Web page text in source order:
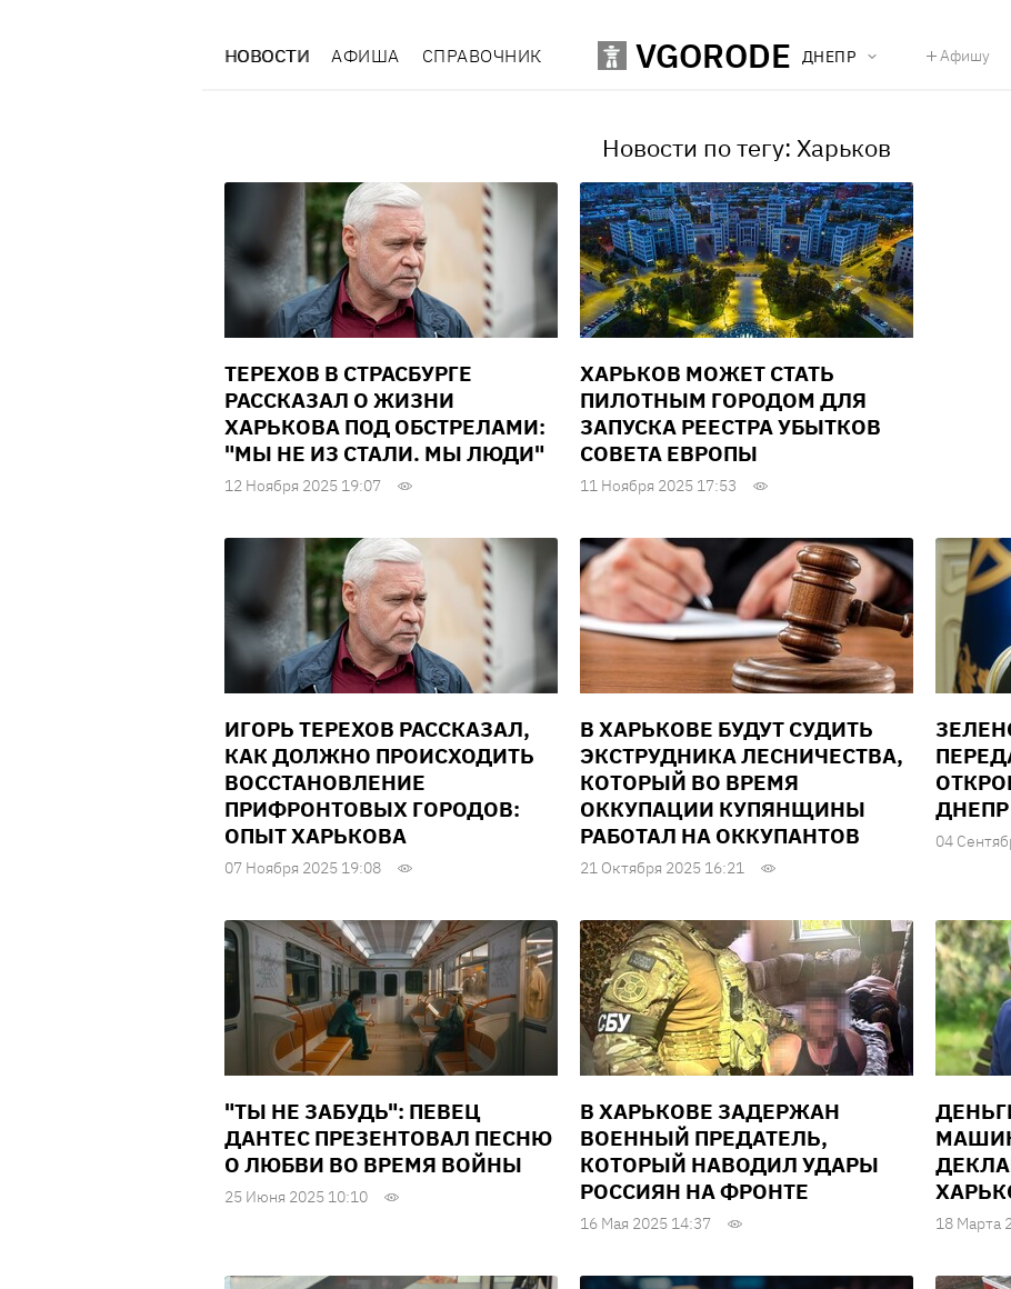
НОВОСТИ АФИША СПРАВОЧНИК VGORODE ДНЕПР Афишу
Новости по тегу: Харьков
ТЕРЕХОВ В СТРАСБУРГЕ
РАССКАЗАЛ О ЖИЗНИ
ХАРЬКОВА ПОД ОБСТРЕЛАМИ:
"МЫ НЕ ИЗ СТАЛИ. МЫ ЛЮДИ"
12 Ноября 2025 19:07
ХАРЬКОВ МОЖЕТ СТАТЬ
ПИЛОТНЫМ ГОРОДОМ ДЛЯ
ЗАПУСКА РЕЕСТРА УБЫТКОВ
СОВЕТА ЕВРОПЫ
11 Ноября 2025 17:53
ИГОРЬ ТЕРЕХОВ РАССКАЗАЛ,
КАК ДОЛЖНО ПРОИСХОДИТЬ
ВОССТАНОВЛЕНИЕ
ПРИФРОНТОВЫХ ГОРОДОВ:
ОПЫТ ХАРЬКОВА
07 Ноября 2025 19:08
В ХАРЬКОВЕ БУДУТ СУДИТЬ
ЭКСТРУДНИКА ЛЕСНИЧЕСТВА,
КОТОРЫЙ ВО ВРЕМЯ
ОККУПАЦИИ КУПЯНЩИНЫ
РАБОТАЛ НА ОККУПАНТОВ
21 Октября 2025 16:21
ДНЕПР
04
"ТЫ НЕ ЗАБУДЬ": ПЕВЕЦ
ДАНТЕС ПРЕЗЕНТОВАЛ ПЕСНЮ
О ЛЮБВИ ВО ВРЕМЯ ВОЙНЫ
25 Июня 2025 10:10
В ХАРЬКОВЕ ЗАДЕРЖАН
ВОЕННЫЙ ПРЕДАТЕЛЬ,
КОТОРЫЙ НАВОДИЛ УДАРЫ
РОССИЯН НА ФРОНТЕ
16 Мая 2025 14:37 18 Марта